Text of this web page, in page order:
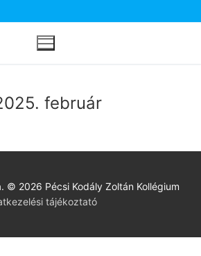
február
© 2026 Pécsi Kodály Zoltán Kollégium
tájékoztató